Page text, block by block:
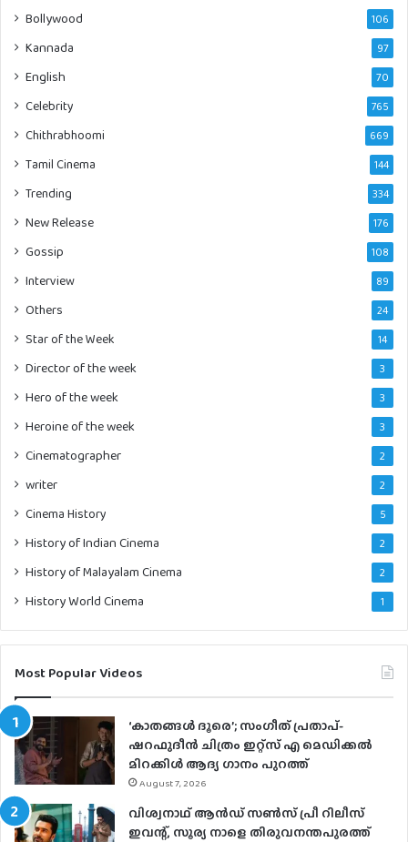
Bollywood 106
Kannada 97
English 70
Celebrity 765
Chithrabhoomi 669
Tamil Cinema 144
Trending 334
New Release 176
Gossip 108
Interview 89
Others 24
Star of the Week 14
Director of the week 3
Hero of the week 3
Heroine of the week 3
Cinematographer 2
writer 2
Cinema History 5
History of Indian Cinema 2
History of Malayalam Cinema 2
History World Cinema 1
Most Popular Videos
‘കാതങ്ങൾ ദൂരെ’; സംഗീത് പ്രതാപ്-
ഷറഫുദീൻ ചിത്രം ഇറ്റ്സ് എ മെഡിക്കൽ
മിറക്കിൾ ആദ്യ ഗാനം പുറത്ത്
August 7, 2026
വിശ്വനാഥ് ആന്‍ഡ് സണ്‍സ് പ്രീ റിലീസ്
ഇവന്റ്, സൂര്യ നാളെ തിരുവനന്തപുരത്ത്